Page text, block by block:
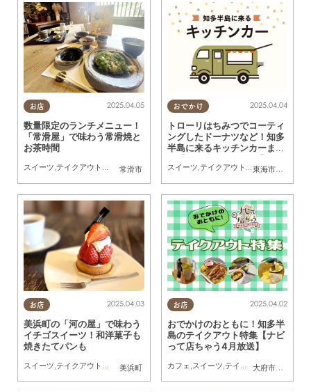
お店
常滑市
2025.04.05
数量限定のランチメニュー！
「常滑屋」で味わう常滑焼と
お茶時間
スイーツ,テイクアウト ,行ってみたレポ 友人
おでかけ
東海市大府市
2025.04.04
トローリはちみつでコーティ
ングしたドーナツなど！知多
半島に来るキッチンカーまと
スイーツ,テイクアウト ,キッチンカー
お店
美浜町
2025.04.03
美浜町の「河の屋」で味わう
イチゴスイーツ！和洋菓子も
焼きたてパンも
スイーツ,テイクアウト ,行ってみたレポ 友人
お店
大府市知多市
2025.04.02
おでかけのおともに！知多半
島のテイクアウト特集【ナビ
って店ちゃう4月放送】
カフェ,スイーツ,テイクアウト